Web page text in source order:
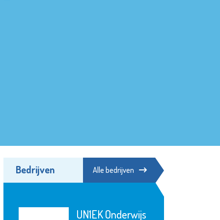
Bedrijven Alle bedrijven
UN1EK Onderwijs